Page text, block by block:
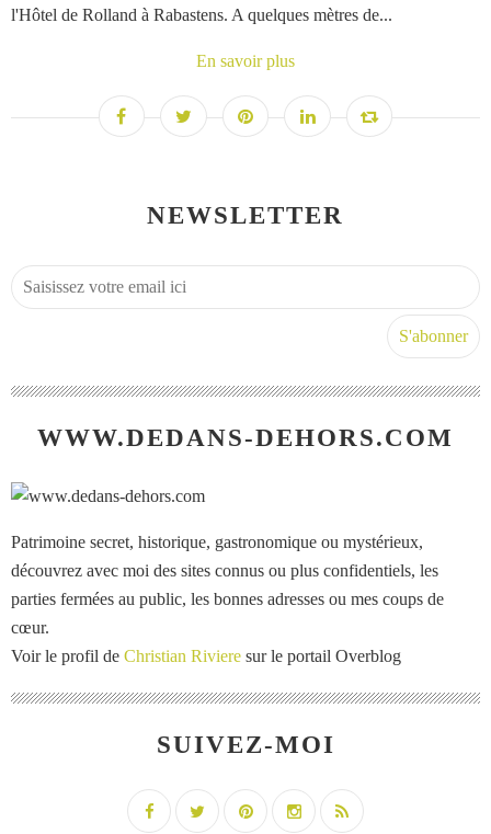
l'Hôtel de Rolland à Rabastens. A quelques mètres de...
En savoir plus
NEWSLETTER
WWW.DEDANS-DEHORS.COM
Patrimoine secret, historique, gastronomique ou mystérieux,
découvrez avec moi des sites connus ou plus confidentiels, les
parties fermées au public, les bonnes adresses ou mes coups de
cœur.
Voir le profil de Christian Riviere sur le portail Overblog
SUIVEZ-MOI